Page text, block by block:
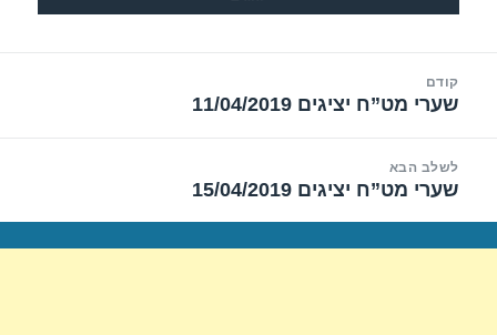
קודם
הפוסט
שערי מט”ח יציגים 11/04/2019
לשלב הבא
הפוסט
שערי מט”ח יציגים 15/04/2019